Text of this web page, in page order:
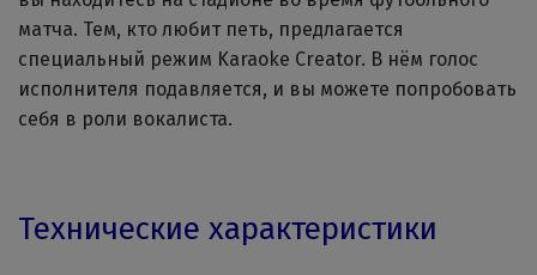
матча. Тем, кто любит петь, предлагается
специальный режим Karaoke Creator. В нём голос
исполнителя подавляется, и вы можете попробовать
себя в роли вокалиста.
Технические характеристики